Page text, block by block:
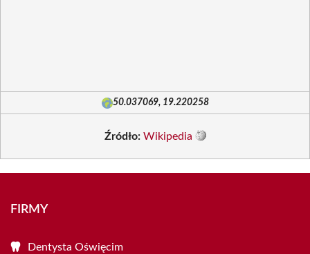
50.037069, 19.220258
Źródło: Wikipedia
FIRMY
Dentysta Oświęcim